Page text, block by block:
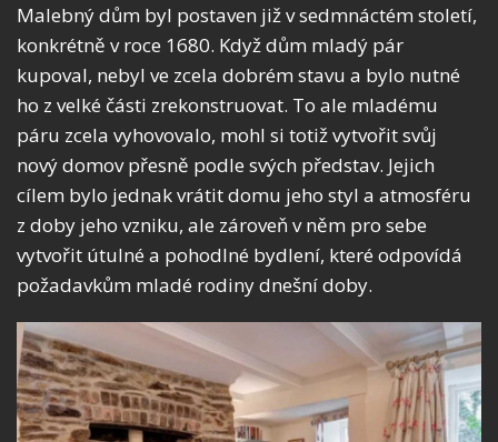
Malebný dům byl postaven již v sedmnáctém století,
konkrétně v roce 1680. Když dům mladý pár
kupoval, nebyl ve zcela dobrém stavu a bylo nutné
ho z velké části zrekonstruovat. To ale mladému
páru zcela vyhovovalo, mohl si totiž vytvořit svůj
nový domov přesně podle svých představ. Jejich
cílem bylo jednak vrátit domu jeho styl a atmosféru
z doby jeho vzniku, ale zároveň v něm pro sebe
vytvořit útulné a pohodlné bydlení, které odpovídá
požadavkům mladé rodiny dnešní doby.